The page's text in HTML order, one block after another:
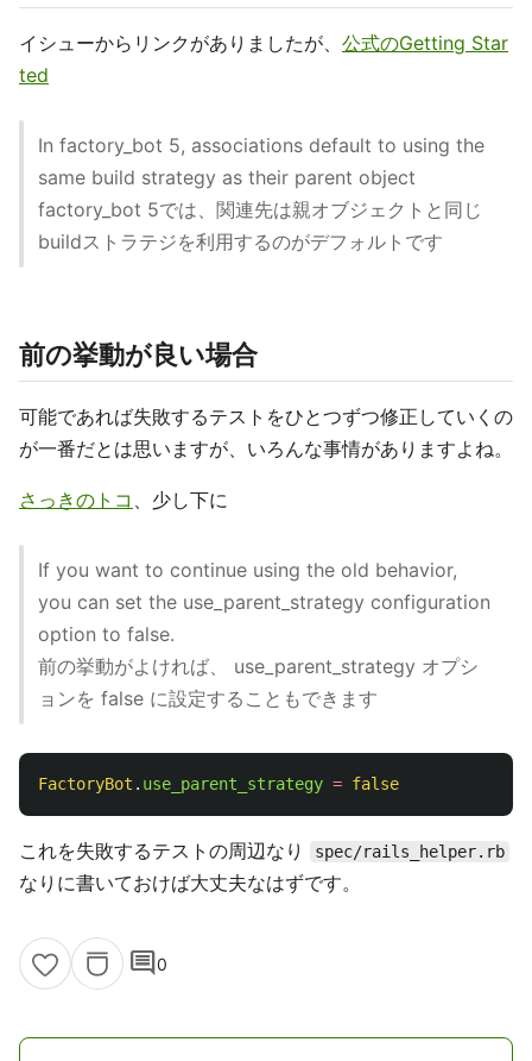
イシューからリンクがありましたが、 公式のGetting Star
ted
In factory_bot 5, associations default to using the
same build strategy as their parent object
factory_bot 5では、関連先は親オブジェクトと同じ
buildストラテジを利用するのがデフォルトです
前の挙動が良い場合
可能であれば失敗するテストをひとつずつ修正していくの
が一番だとは思いますが、いろんな事情がありますよね。
さっきのトコ 、少し下に
If you want to continue using the old behavior,
you can set the use_parent_strategy configuration
option to false.
前の挙動がよければ、 use_parent_strategy オプシ
ョンを false に設定することもできます
FactoryBot . use_parent_strategy = false
これを失敗するテストの周辺なり spec/rails_helper.rb
なりに書いておけば大丈夫なはずです。
comment0